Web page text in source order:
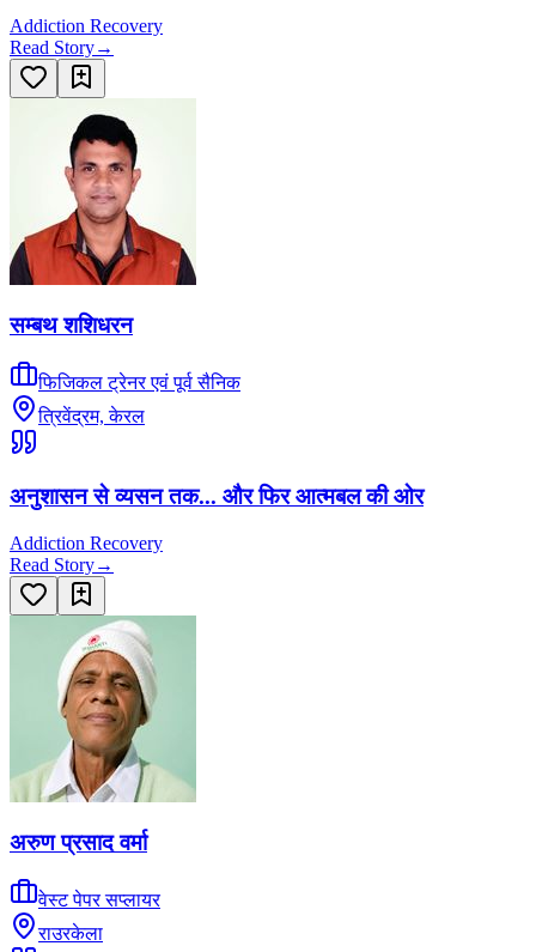
Addiction Recovery
Read Story→
सम्बथ शशिधरन
फिजिकल ट्रेनर एवं पूर्व सैनिक
त्रिवेंद्रम, केरल
अनुशासन से व्यसन तक... और फिर आत्मबल की ओर
Addiction Recovery
Read Story→
अरुण प्रसाद वर्मा
वेस्ट पेपर सप्लायर
राउरकेला